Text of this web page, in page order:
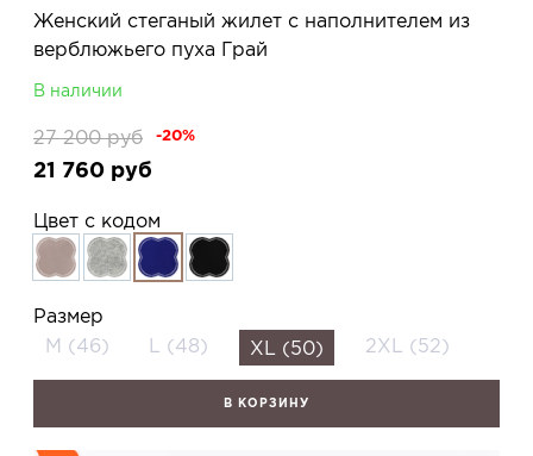
Женский стеганый жилет с наполнителем из
верблюжьего пуха Грай
В наличии
27 200 руб -20%
21 760 руб
Цвет с кодом
Размер
M (46)
L (48) XL (50) 2XL (52)
В КОРЗИНУ